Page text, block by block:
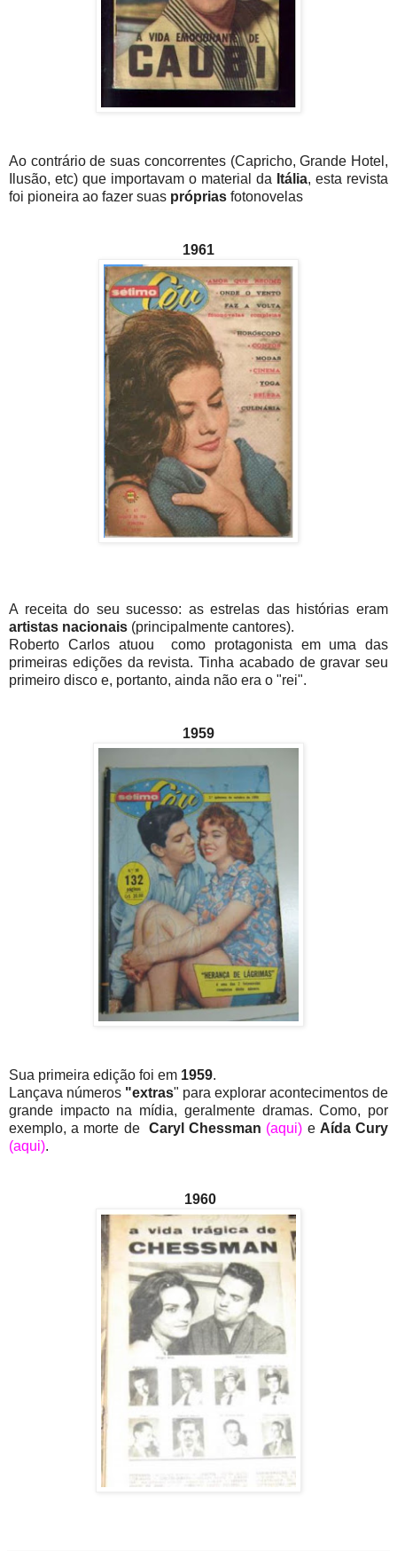
Ao contrário de suas concorrentes (Capricho, Grande Hotel,
Ilusão, etc) que importavam o material da Itália, esta revista
foi pioneira ao fazer suas próprias fotonovelas
1961
A receita do seu sucesso: as estrelas das histórias eram
artistas nacionais (principalmente cantores).
Roberto Carlos atuou como protagonista em uma das
primeiras edições da revista. Tinha acabado de gravar seu
primeiro disco e, portanto, ainda não era o "rei".
1959
Sua primeira edição foi em 1959.
Lançava números "extras" para explorar acontecimentos de
grande impacto na mídia, geralmente dramas. Como, por
exemplo, a morte de Caryl Chessman (aqui) e Aída Cury
(aqui).
1960